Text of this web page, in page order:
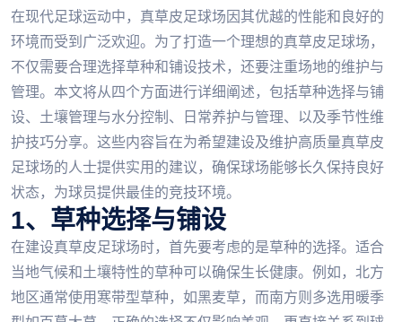
在现代足球运动中，真草皮足球场因其优越的性能和良好的
环境而受到广泛欢迎。为了打造一个理想的真草皮足球场，
不仅需要合理选择草种和铺设技术，还要注重场地的维护与
管理。本文将从四个方面进行详细阐述，包括草种选择与铺
设、土壤管理与水分控制、日常养护与管理、以及季节性维
护技巧分享。这些内容旨在为希望建设及维护高质量真草皮
足球场的人士提供实用的建议，确保球场能够长久保持良好
状态，为球员提供最佳的竞技环境。
1、草种选择与铺设
在建设真草皮足球场时，首先要考虑的是草种的选择。适合
当地气候和土壤特性的草种可以确保生长健康。例如，北方
地区通常使用寒带型草种，如黑麦草，而南方则多选用暖季